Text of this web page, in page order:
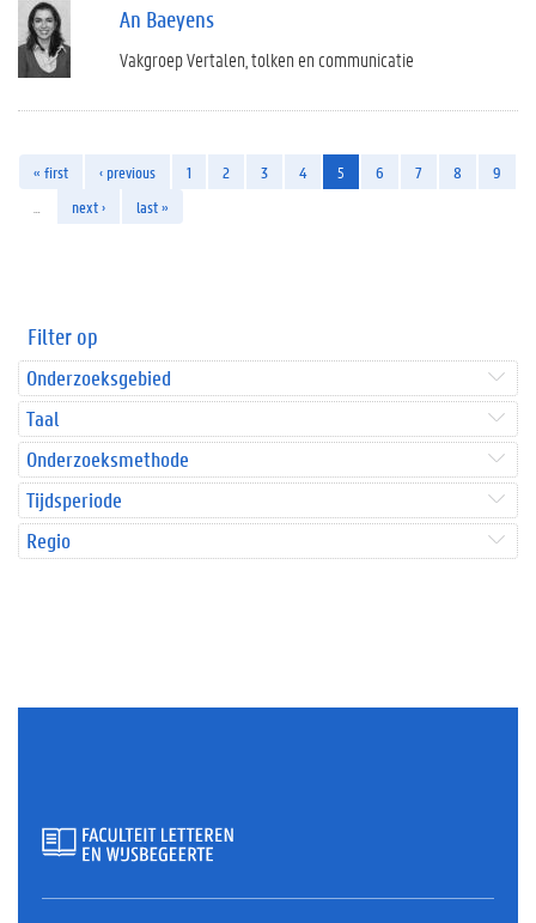
An Baeyens
Vakgroep Vertalen, tolken en communicatie
« first ‹ previous 1 2 3 4 5 6 7 8
9
next › last »
Filter op
Onderzoeksgebied
Taal
Onderzoeksmethode
Tijdsperiode
Regio